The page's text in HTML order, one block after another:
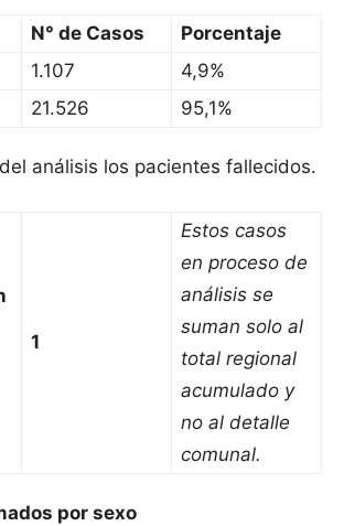
N° de Casos
Porcentaje
1.107
4,9%
21.526 95,1%
análisis los pacientes fallecidos.
1
Estos casos
en proceso de
análisis se
suman solo al
total regional
acumulado y
no al detalle
comunal.
por sexo